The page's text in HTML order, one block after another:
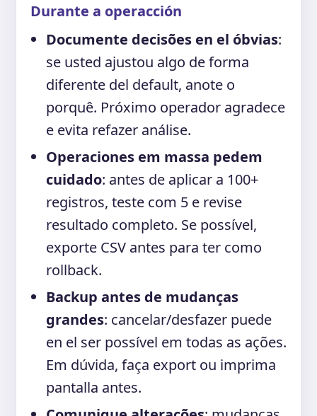
Durante a operacción
Documente decisões en el óbvias:
se usted ajustou algo de forma
diferente del default, anote o
porquê. Próximo operador agradece
e evita refazer análise.
Operaciones em massa pedem
cuidado: antes de aplicar a 100+
registros, teste com 5 e revise
resultado completo. Se possível,
exporte CSV antes para ter como
rollback.
Backup antes de mudanças
grandes: cancelar/desfazer puede
en el ser possível em todas as ações.
Em dúvida, faça export ou imprima
pantalla antes.